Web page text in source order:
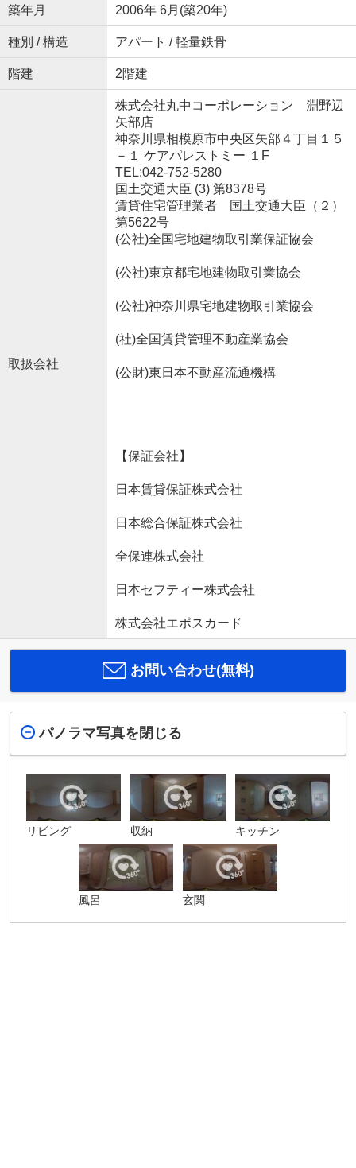
築年月 2006年 6月(築20年)
種別 / 構造 アパート / 軽量鉄骨
階建 2階建
取扱会社
株式会社丸中コーポレーション 淵野辺
矢部店
神奈川県相模原市中央区矢部４丁目１５
－１ ケアパレストミー １F
TEL:042-752-5280
国土交通大臣 (3) 第8378号
賃貸住宅管理業者 国土交通大臣（２）
第5622号
(公社)全国宅地建物取引業保証協会
(公社)東京都宅地建物取引業協会
(公社)神奈川県宅地建物取引業協会
(社)全国賃貸管理不動産業協会
(公財)東日本不動産流通機構
【保証会社】
日本賃貸保証株式会社
日本総合保証株式会社
全保連株式会社
日本セフティー株式会社
株式会社エポスカード
お問い合わせ(無料)
パノラマ写真を閉じる
リビング 収納 キッチン
風呂 玄関